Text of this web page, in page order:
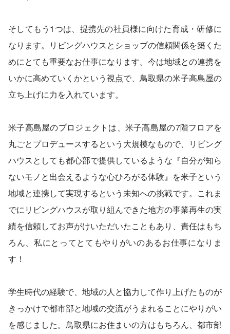
そしてもう1つは、提携先の社員様に向けた育成・研修に
なります。リビングハウスとショップの信頼関係を築くた
めにとても重要なお仕事になります。今は地域との連携を
いかに高めていくかという視点で、鳥取県の米子高島屋の
立ち上げに力を入れています。
米子高島屋のプロジェクトは、米子高島屋の7階フロアを
丸ごとプロデュースするという大規模なもので、リビング
ハウスとしても都心部で提供しているような『自分が知ら
ないモノと出会えるような心ひろがる体験』を米子という
地域と連携して実現するという未知への挑戦です。これま
でにリビングハウスが取り組んできた地方の事業再生の実
績を信頼してお声がけいただいたこともあり、責任はもち
ろん、私にとってとてもやりがいのあるお仕事になりま
す！
学生時代の経験で、地域の人と協力して作り上げたものが
きっかけで都市部と地域の交流がうまれることにやりがい
を感じました。鳥取県にお住まいの方はもちろん、都市部